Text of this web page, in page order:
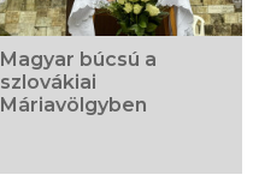
Magyar búcsú a
szlovákiai
Máriavölgyben